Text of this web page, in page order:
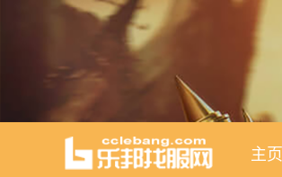
主页